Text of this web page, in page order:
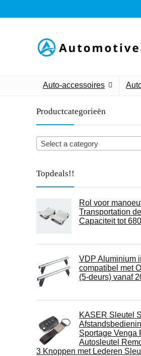
Auto-accessoires
Productcategorieën
Select a category
Topdeals!!
Rol voor
Transportation
Capaciteit tot
VDP Aluminium
compatibel met
(5-deurs) vanaf
KASER Sleutel
Sportage Venga
Autosleutel
3 Knoppen met Lederen